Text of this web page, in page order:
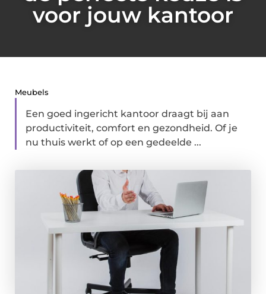
voor jouw kantoor
Meubels
Een goed ingericht kantoor draagt bij aan
productiviteit, comfort en gezondheid. Of je
nu thuis werkt of op een gedeelde ...